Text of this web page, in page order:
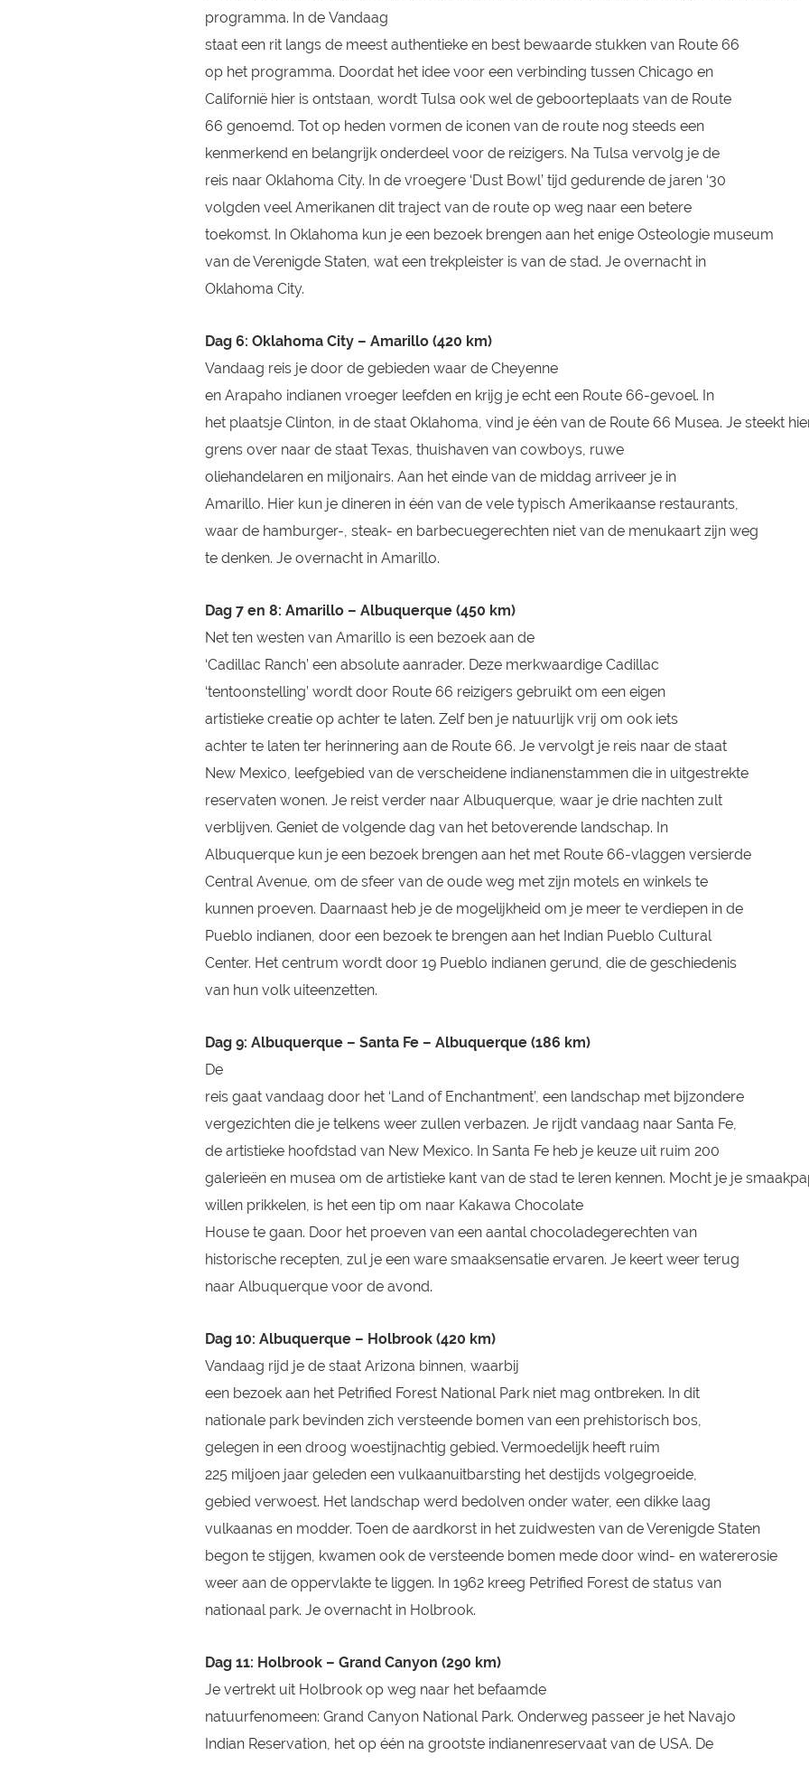
programma. In de Vandaag
staat een rit langs de meest authentieke en best bewaarde stukken van Route 66
op het programma. Doordat het idee voor een verbinding tussen Chicago en
Californië hier is ontstaan, wordt Tulsa ook wel de geboorteplaats van de Route
66 genoemd. Tot op heden vormen de iconen van de route nog steeds een
kenmerkend en belangrijk onderdeel voor de reizigers. Na Tulsa vervolg je de
reis naar Oklahoma City. In de vroegere ‘Dust Bowl’ tijd gedurende de jaren ‘30
volgden veel Amerikanen dit traject van de route op weg naar een betere
toekomst. In Oklahoma kun je een bezoek brengen aan het enige Osteologie museum
van de Verenigde Staten, wat een trekpleister is van de stad. Je overnacht in
Oklahoma City.
Dag 6: Oklahoma City – Amarillo (420 km)
Vandaag reis je door de gebieden waar de Cheyenne
en Arapaho indianen vroeger leefden en krijg je echt een Route 66-gevoel. In
het plaatsje Clinton, in de staat Oklahoma, vind je één van de Route 66 Musea. Je steekt
grens over naar de staat Texas, thuishaven van cowboys, ruwe
oliehandelaren en miljonairs. Aan het einde van de middag arriveer je in
Amarillo. Hier kun je dineren in één van de vele typisch Amerikaanse restaurants,
waar de hamburger-, steak- en barbecuegerechten niet van de menukaart zijn weg
te denken. Je overnacht in Amarillo.
Dag 7 en 8: Amarillo – Albuquerque (450 km)
Net ten westen van Amarillo is een bezoek aan de
‘Cadillac Ranch’ een absolute aanrader. Deze merkwaardige Cadillac
‘tentoonstelling’ wordt door Route 66 reizigers gebruikt om een eigen
artistieke creatie op achter te laten. Zelf ben je natuurlijk vrij om ook iets
achter te laten ter herinnering aan de Route 66. Je vervolgt je reis naar de staat
New Mexico, leefgebied van de verscheidene indianenstammen die in uitgestrekte
reservaten wonen. Je reist verder naar Albuquerque, waar je drie nachten zult
verblijven. Geniet de volgende dag van het betoverende landschap. In
Albuquerque kun je een bezoek brengen aan het met Route 66-vlaggen versierde
Central Avenue, om de sfeer van de oude weg met zijn motels en winkels te
kunnen proeven. Daarnaast heb je de mogelijkheid om je meer te verdiepen in de
Pueblo indianen, door een bezoek te brengen aan het Indian Pueblo Cultural
Center. Het centrum wordt door 19 Pueblo indianen gerund, die de geschiedenis
van hun volk uiteenzetten.
Dag 9: Albuquerque – Santa Fe – Albuquerque (186 km)
De
reis gaat vandaag door het ‘Land of Enchantment’, een landschap met bijzondere
vergezichten die je telkens weer zullen verbazen. Je rijdt vandaag naar Santa Fe,
de artistieke hoofdstad van New Mexico. In Santa Fe heb je keuze uit ruim 200
galerieën en musea om de artistieke kant van de stad te leren kennen. Mocht je je
willen prikkelen, is het een tip om naar Kakawa Chocolate
House te gaan. Door het proeven van een aantal chocoladegerechten van
historische recepten, zul je een ware smaaksensatie ervaren. Je keert weer terug
naar Albuquerque voor de avond.
Dag 10: Albuquerque – Holbrook (420 km)
Vandaag rijd je de staat Arizona binnen, waarbij
een bezoek aan het Petrified Forest National Park niet mag ontbreken. In dit
nationale park bevinden zich versteende bomen van een prehistorisch bos,
gelegen in een droog woestijnachtig gebied. Vermoedelijk heeft ruim
225 miljoen jaar geleden een vulkaanuitbarsting het destijds volgegroeide,
gebied verwoest. Het landschap werd bedolven onder water, een dikke laag
vulkaanas en modder. Toen de aardkorst in het zuidwesten van de Verenigde Staten
begon te stijgen, kwamen ook de versteende bomen mede door wind- en watererosie
weer aan de oppervlakte te liggen. In 1962 kreeg Petrified Forest de status van
nationaal park. Je overnacht in Holbrook.
Dag 11: Holbrook – Grand Canyon (290 km)
Je vertrekt uit Holbrook op weg naar het befaamde
natuurfenomeen: Grand Canyon National Park. Onderweg passeer je het Navajo
Indian Reservation, het op één na grootste indianenreservaat van de USA. De